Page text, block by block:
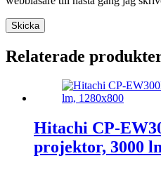
Skicka
Relaterade
Hitachi CP-
projektor, 3000